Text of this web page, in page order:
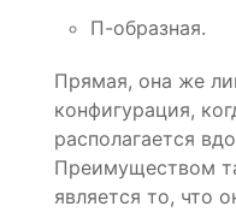
П-образная.
Прямая, она же
конфигурация,
располагается
Преимуществом
является то, что